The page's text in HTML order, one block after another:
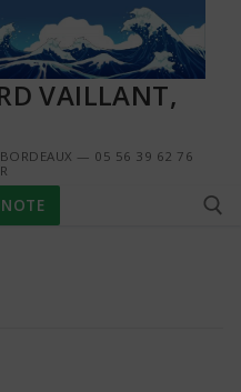
VAILLANT,
— 05 56 39 62 76